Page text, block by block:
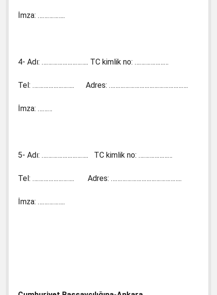
İmza: ……………..
4- Adı: ……………………….. TC kimlik no: …………………
Tel: …………………….. Adres: ………………………………………….
İmza: ………
5- Adı: ……………………….. TC kimlik no: …………………
Tel: …………………….. Adres: ……………………………………..
İmza: ……………..